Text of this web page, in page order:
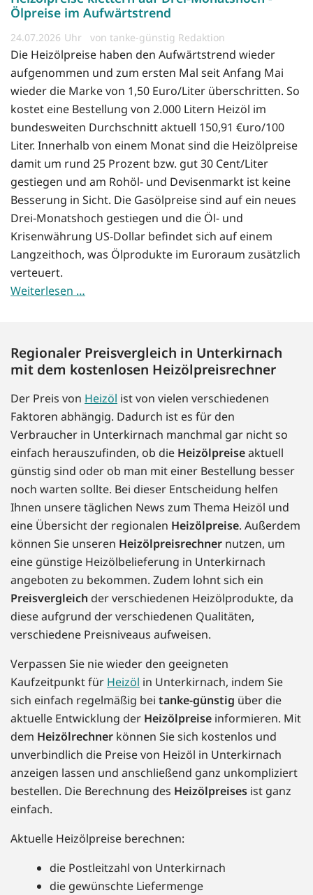
Ölpreise im Aufwärtstrend
24.07.2026 von tanke-günstig Redaktion
Die Heizölpreise haben den Aufwärtstrend wieder
aufgenommen und zum ersten Mal seit Anfang Mai
wieder die Marke von 1,50 Euro/Liter überschritten. So
kostet eine Bestellung von 2.000 Litern Heizöl im
bundesweiten Durchschnitt aktuell 150,91 €uro/100
Liter. Innerhalb von einem Monat sind die Heizölpreise
damit um rund 25 Prozent bzw. gut 30 Cent/Liter
gestiegen und am Rohöl- und Devisenmarkt ist keine
Besserung in Sicht. Die Gasölpreise sind auf ein neues
Drei-Monatshoch gestiegen und die Öl- und
Krisenwährung US-Dollar befindet sich auf einem
Langzeithoch, was Ölprodukte im Euroraum zusätzlich
verteuert.
Weiterlesen …
Regionaler Preisvergleich in Unterkirnach
mit dem kostenlosen Heizölpreisrechner
Der Preis von Heizöl ist von vielen verschiedenen
Faktoren abhängig. Dadurch ist es für den
Verbraucher in Unterkirnach manchmal gar nicht so
einfach herauszufinden, ob die Heizölpreiseaktuell
günstig sind oder ob man mit einer Bestellung besser
noch warten sollte. Bei dieser Entscheidung helfen
Ihnen unsere täglichen News zum Thema Heizöl und
eine Übersicht der regionalen Heizölpreise. Außerdem
können Sie unseren Heizölpreisrechner nutzen, um
eine günstige Heizölbelieferung in Unterkirnach
angeboten zu bekommen. Zudem lohnt sich ein
Preisvergleich der verschiedenen Heizölprodukte, da
diese aufgrund der verschiedenen Qualitäten,
verschiedene Preisniveaus aufweisen.
Verpassen Sie nie wieder den geeigneten
Kaufzeitpunkt für Heizöl in Unterkirnach, indem Sie
sich einfach regelmäßig bei tanke-günstig über die
aktuelle Entwicklung der Heizölpreise informieren. Mit
dem Heizölrechner können Sie sich kostenlos und
unverbindlich die Preise von Heizöl in Unterkirnach
anzeigen lassen und anschließend ganz unkompliziert
bestellen. Die Berechnung des Heizölpreises ist ganz
einfach.
Aktuelle Heizölpreise berechnen:
die Postleitzahl von Unterkirnach
die gewünschte Liefermenge